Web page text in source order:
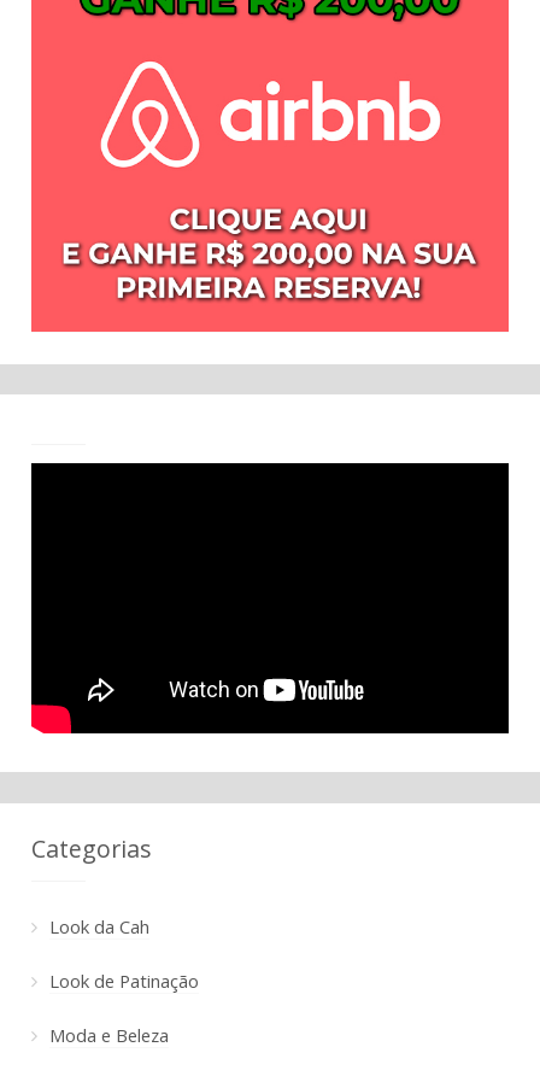
Categorias
Look da Cah
Look de Patinação
Moda e Beleza